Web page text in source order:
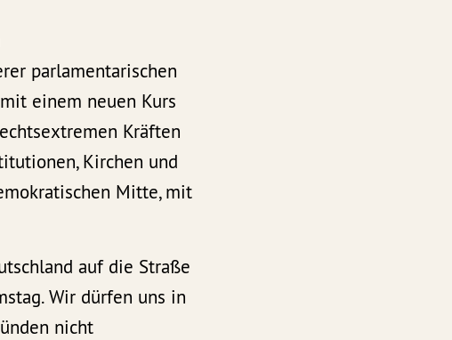
parlamentarischen
einem neuen Kurs
Kräften
Kirchen und
Mitte, mit
auf die Straße
Wir dürfen uns in
nicht